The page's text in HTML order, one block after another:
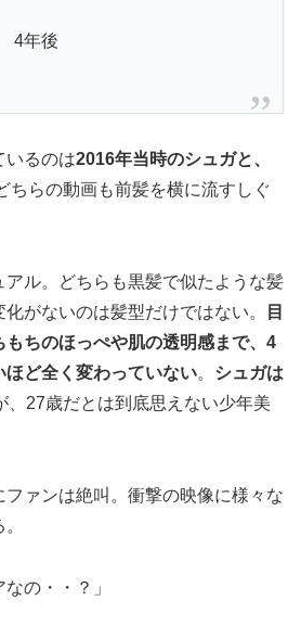
後
いるのは2016年当時のシュガと、
ちらの動画も前髪を横に流すしぐ
ル。どちらも黒髪で似たような髪
がないのは髪型だけではない。
目
ちのほっぺや肌の透明感まで、4
ど全く変わっていない。 シュガは
、27歳だとは到底思えない少年美
ァンは絶叫。衝撃の映像に様々な
の・・？」